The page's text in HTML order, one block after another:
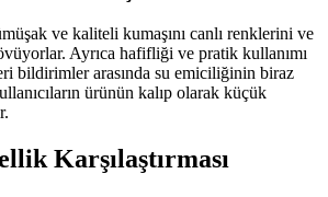
ve kaliteli kumaşını canlı renklerini ve
Ayrıca hafifliği ve pratik kullanımı
bildirimler arasında su emiciliğinin biraz
ürünün kalıp olarak küçük
Karşılaştırması